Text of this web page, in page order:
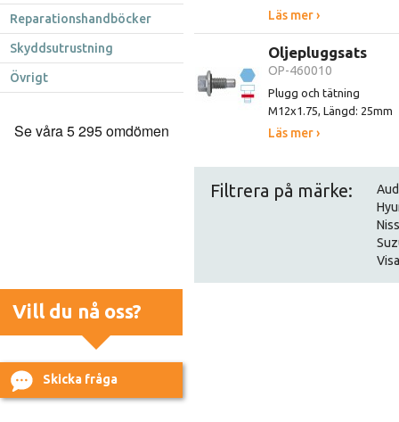
Reparationshandböcker
Skyddsutrustning
Övrigt
Vill du nå oss?
Skicka fråga
Läs mer ›
Oljepluggsats
OP-460010
Plugg och tätning
M12x1.75, Längd: 25mm
Läs mer ›
Filtrera på märke: